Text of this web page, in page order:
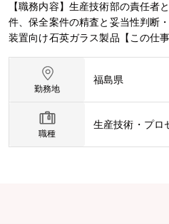
【職務内容】生産技術部の責任者
件、保全案件の精査と妥当性判断
装置向け石英ガラス製品【この仕
勤務地
福島県
職種
生産技術・プロ